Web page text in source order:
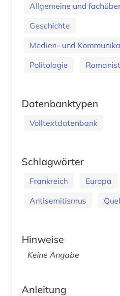
Allgemeine und
Geschichte
Medien- und
Politologie
Datenbanktypen
Volltextdatenbank
Schlagwörter
Frankreich Europa
Antisemitismus
Hinweise
Keine Angabe
Anleitung